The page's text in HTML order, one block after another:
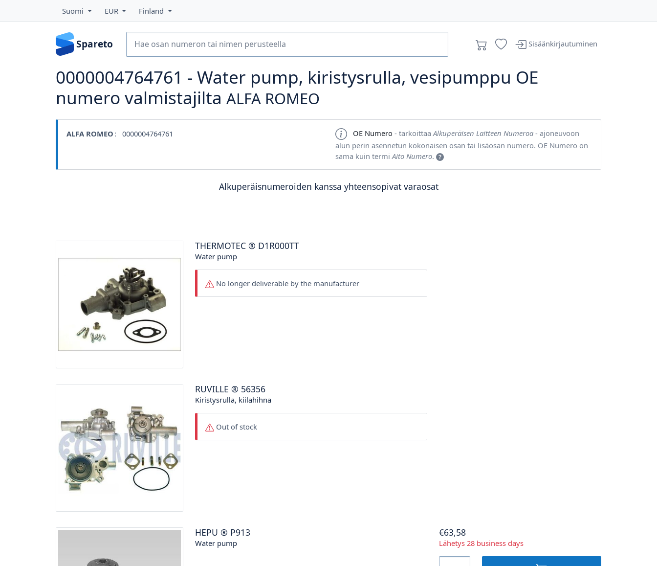
Suomi EUR Finland
Spareto Sisäänkirjautuminen
0000004764761 - Water pump, kiristysrulla, vesipumppu OE
numero valmistajilta ALFA ROMEO
ALFA ROMEO : 0000004764761 OE Numero - tarkoittaa Alkuperäisen Laitteen Numeroa - ajoneuvoon
alun perin asennetun kokonaisen osan tai lisäosan numero. OE Numero on
sama kuin termi Aito Numero.
Alkuperäisnumeroiden kanssa yhteensopivat varaosat
THERMOTEC ® D1R000TT
Water pump
No longer deliverable by the manufacturer
RUVILLE ® 56356
Kiristysrulla, kiilahihna
Out of stock
HEPU ® P913
Water pump
€63,58
Lähetys 28 business days